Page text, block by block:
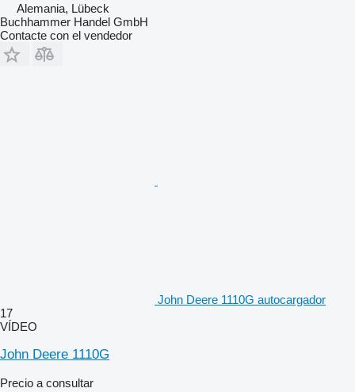
Alemania, Lübeck
Buchhammer Handel GmbH
Contacte con el vendedor
John Deere 1110G autocargador
17
VÍDEO
John Deere 1110G
Precio a consultar